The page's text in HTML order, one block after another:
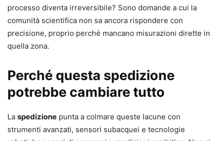
processo diventa irreversibile? Sono domande a cui la
comunità scientifica non sa ancora rispondere con
precisione, proprio perché mancano misurazioni dirette in
quella zona.
Perché questa spedizione
potrebbe cambiare tutto
La spedizione punta a colmare queste lacune con
strumenti avanzati, sensori subacquei e tecnologie